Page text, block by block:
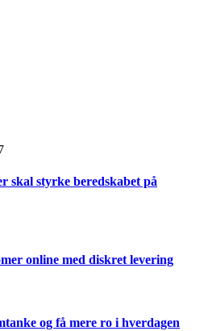
skal styrke beredskabet på
online med diskret levering
og få mere ro i hverdagen